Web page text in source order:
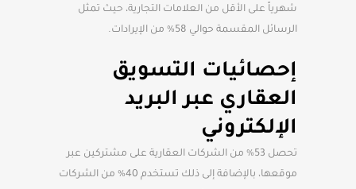
شهرياً على الأقل من العلامات التجارية، حيث تمثل
الرسائل المقسمة حوالي 58% من الإيرادات.
إحصائيات التسويق
العقاري عبر البريد
الإلكتروني
تحصل 53% من الشركات العقارية على مشتركين عبر
موقعها، بالإضافة إلى ذلك تستخدم 40% من الشركات